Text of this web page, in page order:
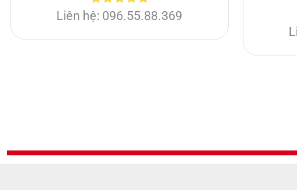
Liên hệ: 096.55.88.369